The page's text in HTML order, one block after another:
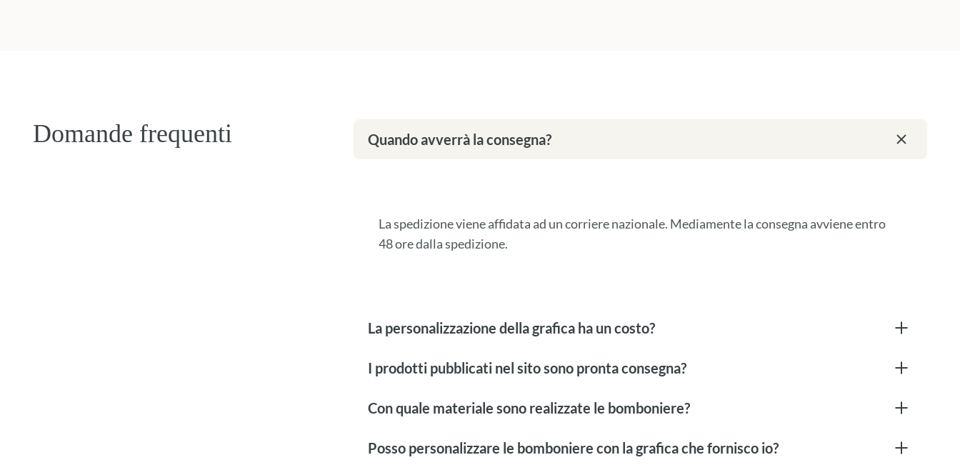
Domande frequenti Quando avverrà la consegna?
La spedizione viene affidata ad un corriere nazionale. Mediamente la consegna avviene entro
48 ore dalla spedizione.
La personalizzazione della grafica ha un costo?
I prodotti pubblicati nel sito sono pronta consegna?
Con quale materiale sono realizzate le bomboniere?
Posso personalizzare le bomboniere con la grafica che fornisco io?